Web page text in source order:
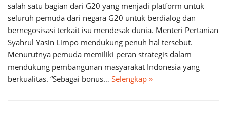
salah satu bagian dari G20 yang menjadi platform untuk
seluruh pemuda dari negara G20 untuk berdialog dan
bernegosisasi terkait isu mendesak dunia. Menteri Pertanian
Syahrul Yasin Limpo mendukung penuh hal tersebut.
Menurutnya pemuda memiliki peran strategis dalam
mendukung pembangunan masyarakat Indonesia yang
berkualitas. “Sebagai bonus… Selengkap »